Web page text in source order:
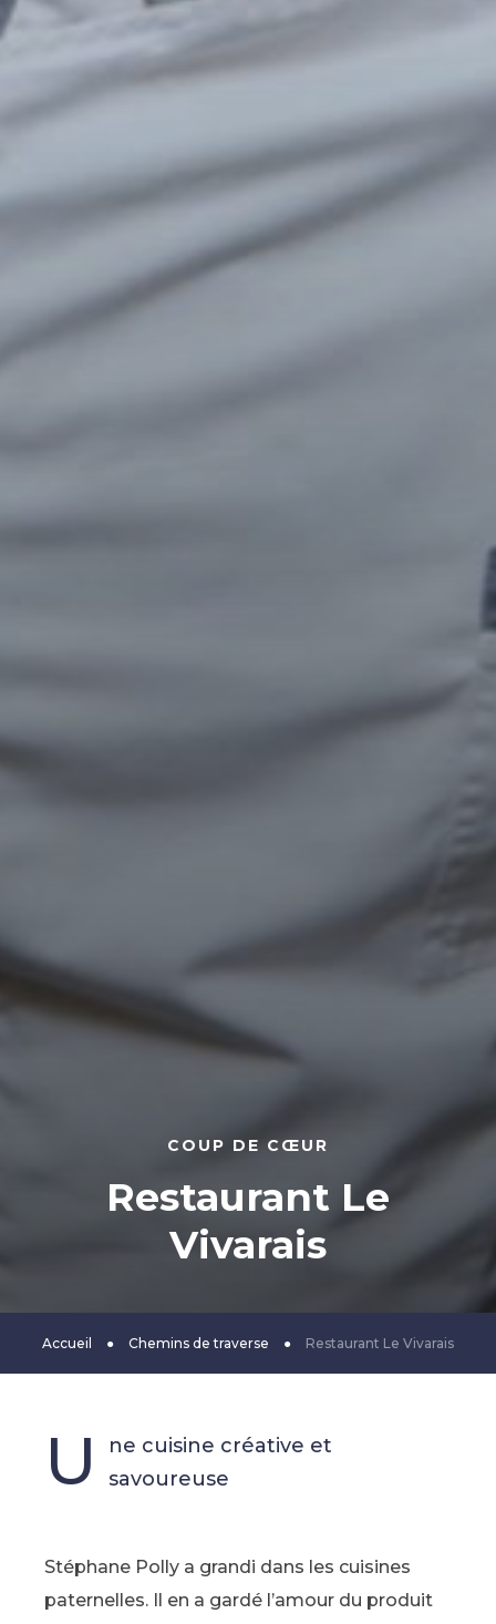
COUP DE CŒUR
Restaurant Le
Vivarais
Accueil ● Chemins de traverse ● Restaurant Le Vivarais
U
ne cuisine créative et
savoureuse
Stéphane Polly a grandi dans les cuisines
paternelles. Il en a gardé l’amour du produit